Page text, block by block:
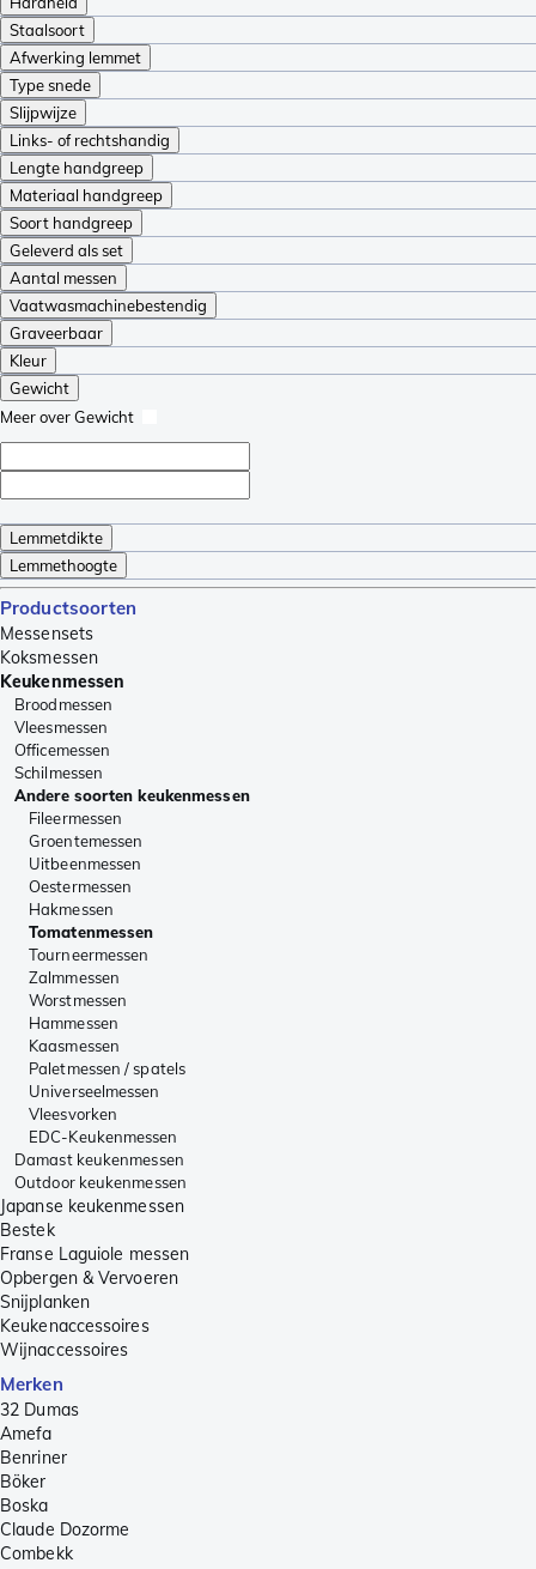
Staalsoort
Afwerking lemmet
Type snede
Slijpwijze
Links- of rechtshandig
Lengte handgreep
Materiaal handgreep
Soort handgreep
Geleverd als set
Aantal messen
Vaatwasmachinebestendig
Graveerbaar
Kleur
Gewicht
Meer over Gewicht
Lemmetdikte
Lemmethoogte
Productsoorten
Messensets
Koksmessen
Keukenmessen
Broodmessen
Vleesmessen
Officemessen
Schilmessen
Andere soorten keukenmessen
Fileermessen
Groentemessen
Uitbeenmessen
Oestermessen
Hakmessen
Tomatenmessen
Tourneermessen
Zalmmessen
Worstmessen
Hammessen
Kaasmessen
Paletmessen / spatels
Universeelmessen
Vleesvorken
EDC-Keukenmessen
Damast keukenmessen
Outdoor keukenmessen
Japanse keukenmessen
Bestek
Franse Laguiole messen
Opbergen & Vervoeren
Snijplanken
Keukenaccessoires
Wijnaccessoires
Merken
32 Dumas
Amefa
Benriner
Böker
Boska
Claude Dozorme
Combekk